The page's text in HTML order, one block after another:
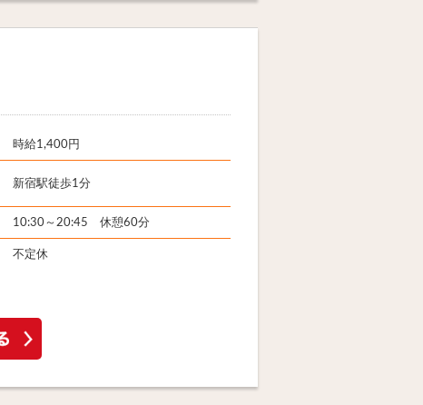
時給1,400円
新宿駅徒歩1分
10:30～20:45 休憩60分
不定休